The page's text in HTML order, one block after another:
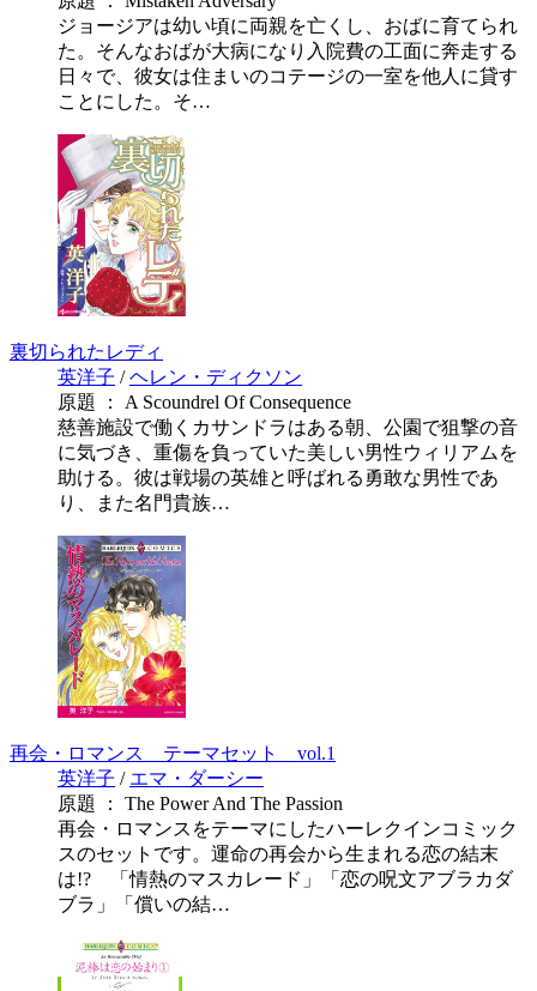
ジョージアは幼い頃に両親を亡くし、おばに育てられ
た。そんなおばが大病になり入院費の工面に奔走する
日々で、彼女は住まいのコテージの一室を他人に貸す
ことにした。そ…
裏切られたレディ
英洋子 /ヘレン・ディクソン
原題 ： A Scoundrel Of Consequence
慈善施設で働くカサンドラはある朝、公園で狙撃の音
に気づき、重傷を負っていた美しい男性ウィリアムを
助ける。彼は戦場の英雄と呼ばれる勇敢な男性であ
り、また名門貴族…
再会・ロマンス テーマセット vol.1
英洋子 / エマ・ダーシー
原題 ： The Power And The Passion
再会・ロマンスをテーマにしたハーレクインコミック
スのセットです。運命の再会から生まれる恋の結末
は!? 「情熱のマスカレード」「恋の呪文アブラカダ
ブラ」「償いの結…